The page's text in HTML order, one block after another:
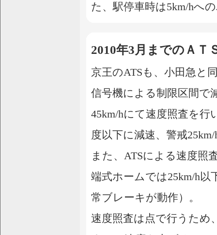
た、駅停車時は5km/hへ
2010年3月までのＡＴ
京王のATSも、小田急と
信号機による制限区間で
45km/hにて速度照査を
度以下に減速、警戒
また、ATSによる速度照
端式ホームでは25km/h
常ブレーキが動作）。
速度照査は点で行うため